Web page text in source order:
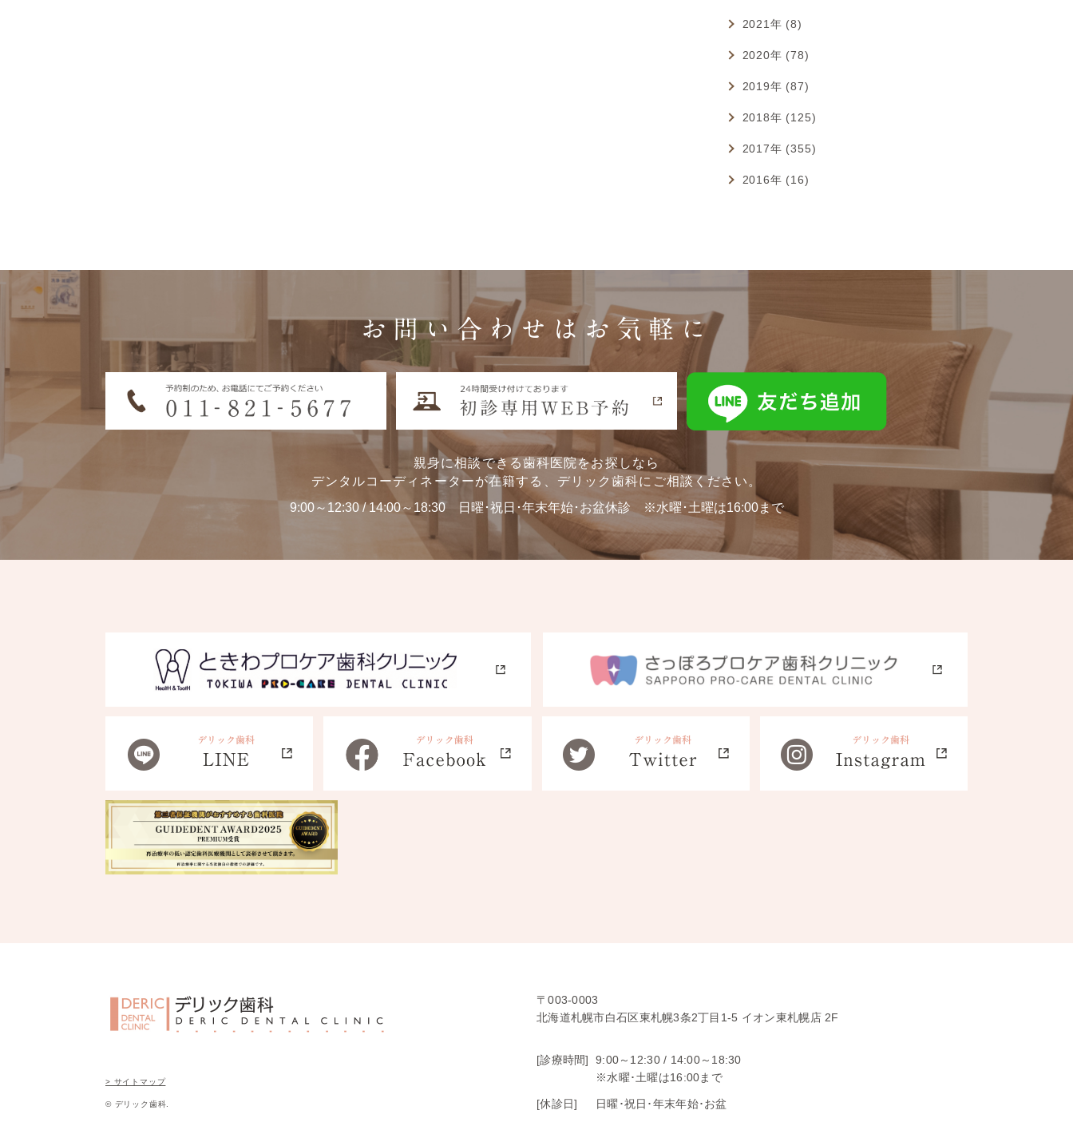
2021年 (8)
2020年 (78)
2019年 (87)
2018年 (125)
2017年 (355)
2016年 (16)
お問い合わせはお気軽に
親身に相談できる歯科医院をお探しなら
デンタルコーディネーターが在籍する、 デリック歯科にご相談ください。
9:00～12:30 / 14:00～18:30
日曜･祝日･年末年始･お盆休診 ※水曜･土曜は16:00まで
〒003-0003
北海道札幌市白石区東札幌3条2丁目1-5 イオン東札幌店 2F
[診療時間] 9:00～12:30 / 14:00～18:30
※水曜･土曜は16:00まで
[休診日] 日曜･祝日･年末年始･お盆
> サイトマップ
© デリック歯科.